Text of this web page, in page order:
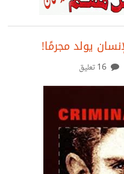
يولد مجرمًا!